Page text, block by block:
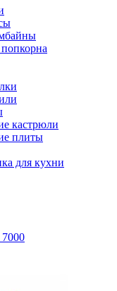
кастрюли
плиты
для кухни